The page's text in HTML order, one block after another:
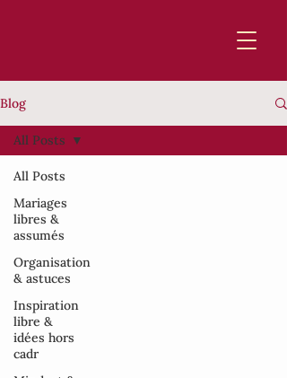
Blog
All Posts
Mariages
libres &
assumés
Organisation
& astuces
Inspiration
libre &
idées hors
cadr
All Posts